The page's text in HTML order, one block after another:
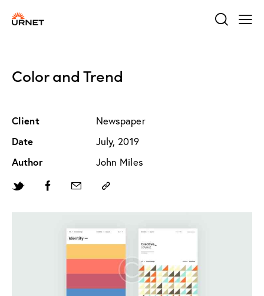
Color and Trend
Client
Newspaper
Date
July, 2019
Author
John Miles